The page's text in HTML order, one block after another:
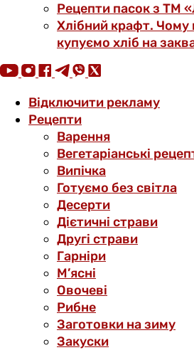
Рецепти пасок з ТМ
Хлібний крафт. Чому
купуємо хліб на
Відключити рекламу
Рецепти
Варення
Вегетаріанські
Випічка
Готуємо без світла
Десерти
Дієтичні страви
Другі страви
Гарніри
М’ясні
Овочеві
Рибне
Заготовки на зиму
Закуски